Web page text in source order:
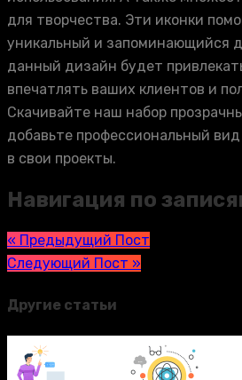
для творчества. Эти иконки
уникальный и запоминающийся
данный дизайн будет
впечатлять ваших клиентов и
Скачивайте наш набор
добавьте профессиональный
в свои проекты.
Навигация по
« Предыдущий Пост
Следующий Пост »
Другие статьи